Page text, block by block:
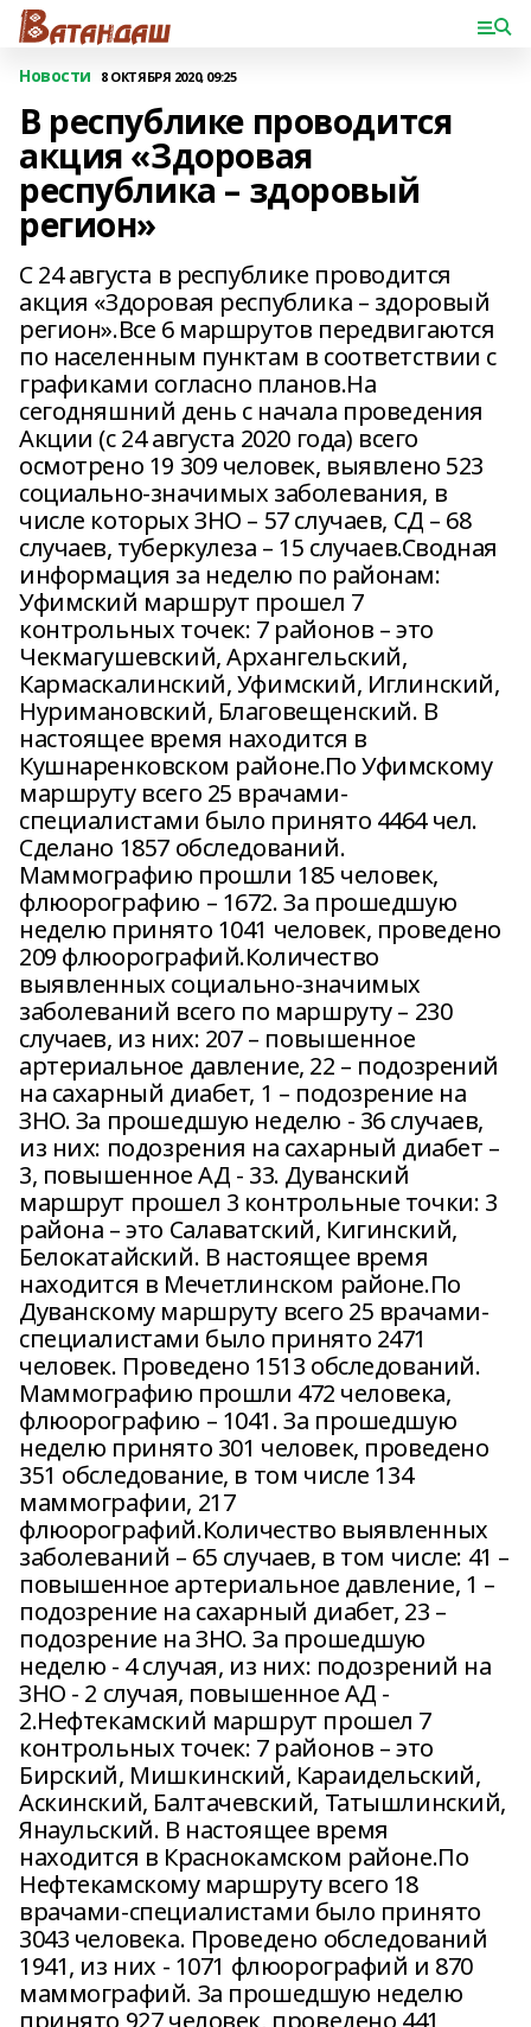
Новости 8 ОКТЯБРЯ 2020, 09:25
В республике проводится
акция «Здоровая
республика – здоровый
регион»
С 24 августа в республике проводится
акция «Здоровая республика – здоровый
регион».Все 6 маршрутов передвигаются
по населенным пунктам в соответствии с
графиками согласно планов.На
сегодняшний день с начала проведения
Акции (с 24 августа 2020 года) всего
осмотрено 19 309 человек, выявлено 523
социально-значимых заболевания, в
числе которых ЗНО – 57 случаев, СД – 68
случаев, туберкулеза – 15 случаев.Сводная
информация за неделю по районам:
Уфимский маршрут прошел 7
контрольных точек: 7 районов – это
Чекмагушевский, Архангельский,
Кармаскалинский, Уфимский, Иглинский,
Нуримановский, Благовещенский. В
настоящее время находится в
Кушнаренковском районе.По Уфимскому
маршруту всего 25 врачами-
специалистами было принято 4464 чел.
Сделано 1857 обследований.
Маммографию прошли 185 человек,
флюорографию – 1672. За прошедшую
неделю принято 1041 человек, проведено
209 флюорографий.Количество
выявленных социально-значимых
заболеваний всего по маршруту – 230
случаев, из них: 207 – повышенное
артериальное давление, 22 – подозрений
на сахарный диабет, 1 – подозрение на
ЗНО. За прошедшую неделю - 36 случаев,
из них: подозрения на сахарный диабет –
3, повышенное АД - 33. Дуванский
маршрут прошел 3 контрольные точки: 3
района – это Салаватский, Кигинский,
Белокатайский. В настоящее время
находится в Мечетлинском районе.По
Дуванскому маршруту всего 25 врачами-
специалистами было принято 2471
человек. Проведено 1513 обследований.
Маммографию прошли 472 человека,
флюорографию – 1041. За прошедшую
неделю принято 301 человек, проведено
351 обследование, в том числе 134
маммографии, 217
флюорографий.Количество выявленных
заболеваний – 65 случаев, в том числе: 41 –
повышенное артериальное давление, 1 –
подозрение на сахарный диабет, 23 –
подозрение на ЗНО. За прошедшую
неделю - 4 случая, из них: подозрений на
ЗНО - 2 случая, повышенное АД -
2.Нефтекамский маршрут прошел 7
контрольных точек: 7 районов – это
Бирский, Мишкинский, Караидельский,
Аскинский, Балтачевский, Татышлинский,
Янаульский. В настоящее время
находится в Краснокамском районе.По
Нефтекамскому маршруту всего 18
врачами-специалистами было принято
3043 человека. Проведено обследований
1941, из них - 1071 флюорографий и 870
маммографий. За прошедшую неделю
принято 927 человек, проведено 441